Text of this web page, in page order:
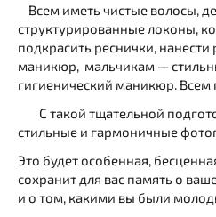
Всем иметь чистые волосы,
структурированные локоны,
подкрасить реснички,
маникюр, мальчикам —
гигиенический маникюр. Всем
С такой тщательной
стильные и гармоничные
Это будет особенная,
сохранит для вас память о
и о том, какими вы были